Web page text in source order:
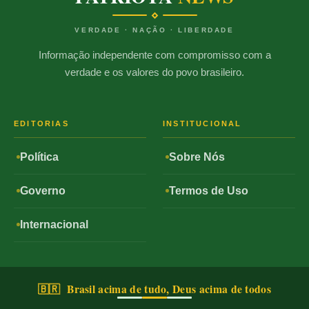
VERDADE · NAÇÃO · LIBERDADE
Informação independente com compromisso com a
verdade e os valores do povo brasileiro.
EDITORIAS
Política
Governo
Internacional
INSTITUCIONAL
Sobre Nós
Termos de Uso
🇧🇷 Brasil acima de tudo, Deus acima de todos